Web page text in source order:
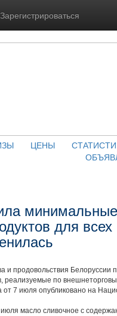
Зарегистрироваться
ЦЕНЫ
для
и продовольствия
реализуемые по
7 июля опубликовано на
июля масло сливочное с